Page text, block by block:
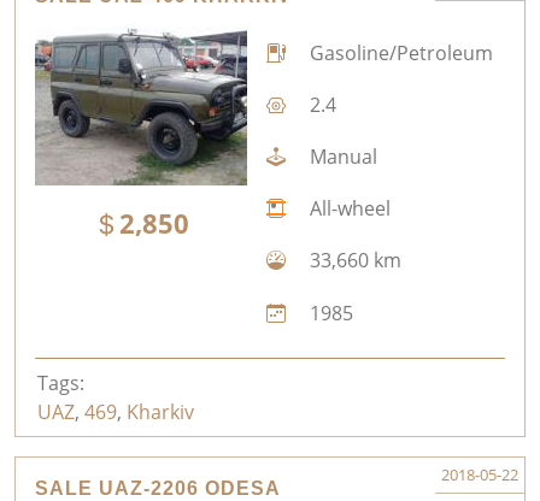
2,850
Gasoline/Petroleum
2.4
Manual
All-wheel
33,660 km
1985
Tags:
UAZ, 469, Kharkiv
SALE UAZ-2206 ODESA
2018-05-22